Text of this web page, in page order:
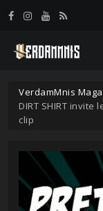
VerdamMnis
DIRT SHIRT invite
clip
Panneau de gestion